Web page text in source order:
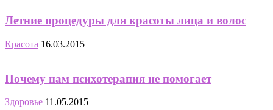
Летние процедуры для красоты лица и волос
Красота 16.03.2015
Почему нам психотерапия не помогает
Здоровье 11.05.2015